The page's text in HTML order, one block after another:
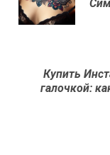
Купить
галочкой: